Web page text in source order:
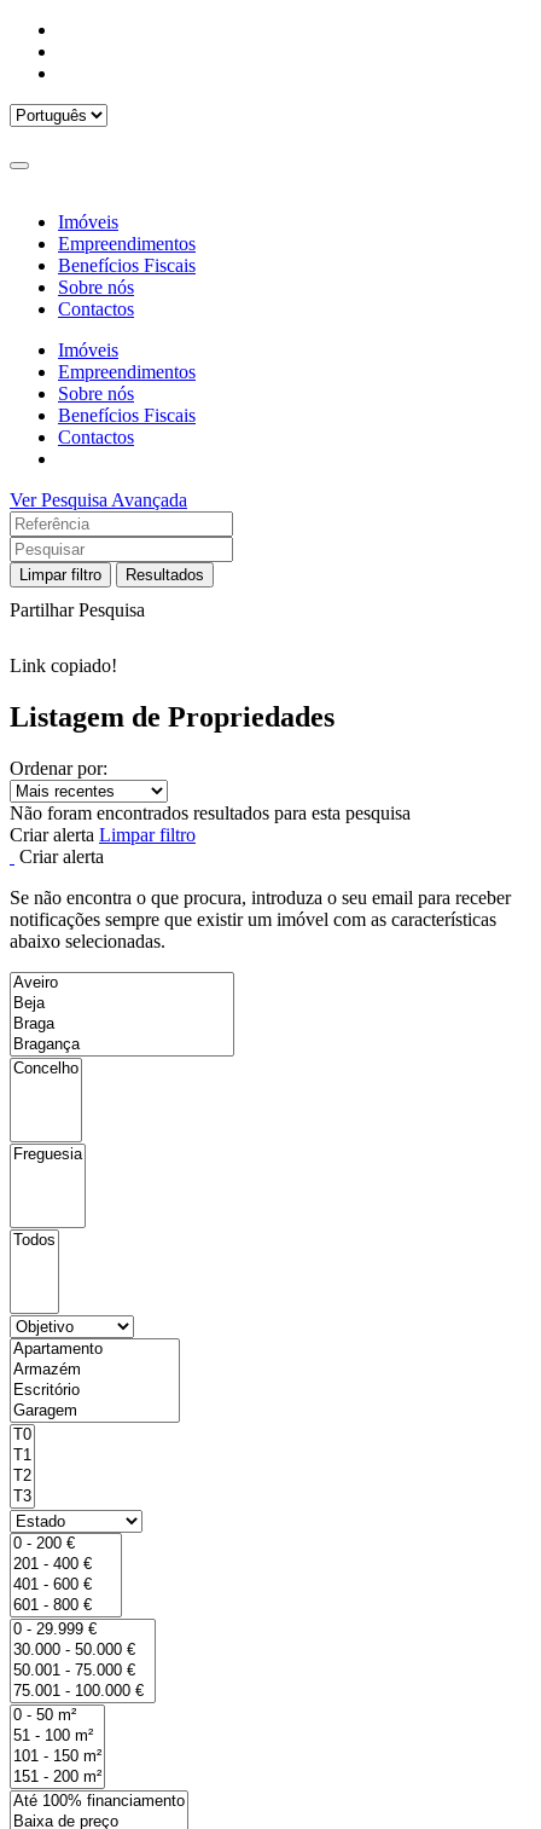
Imóveis
Empreendimentos
Benefícios Fiscais
Sobre nós
Contactos
Imóveis
Empreendimentos
Sobre nós
Benefícios Fiscais
Contactos
Ver Pesquisa Avançada
Limpar filtro Resultados
Partilhar Pesquisa
Link copiado!
Listagem de Propriedades
Ordenar por:
Não foram encontrados resultados para esta pesquisa
Criar alerta Limpar filtro
Criar alerta
Se não encontra o que procura, introduza o seu email para receber
notificações sempre que existir um imóvel com as características
abaixo selecionadas.